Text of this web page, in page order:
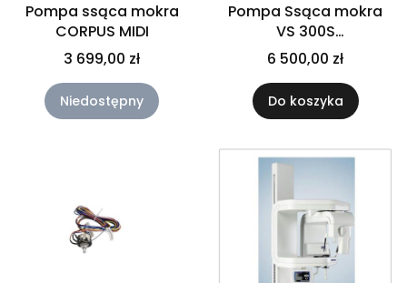
Pompa ssąca mokra
CORPUS MIDI
3 699,00 zł
Niedostępny
Pompa Ssąca mokra
VS 300S
jednostanowiskowa
6 500,00 zł
Do koszyka